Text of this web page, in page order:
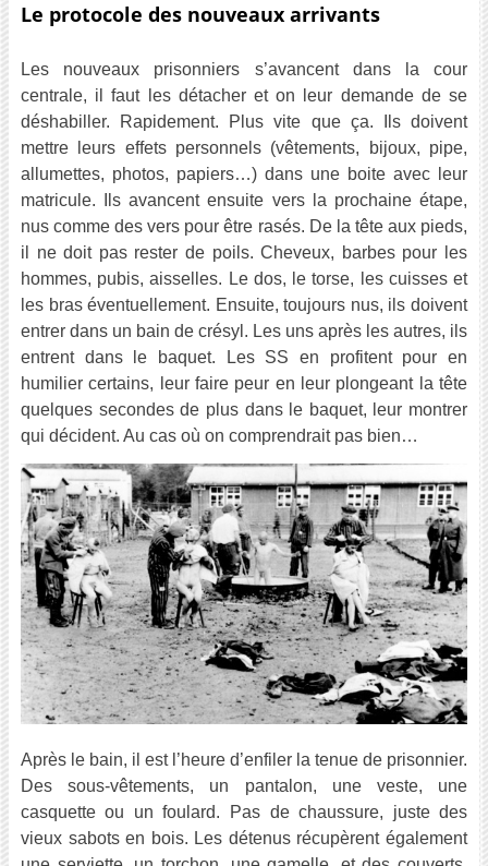
Le protocole des nouveaux arrivants
Les nouveaux prisonniers s’avancent dans la cour
centrale, il faut les détacher et on leur demande de se
déshabiller. Rapidement. Plus vite que ça. Ils doivent
mettre leurs effets personnels (vêtements, bijoux, pipe,
allumettes, photos, papiers…) dans une boite avec leur
matricule. Ils avancent ensuite vers la prochaine étape,
nus comme des vers pour être rasés. De la tête aux pieds,
il ne doit pas rester de poils. Cheveux, barbes pour les
hommes, pubis, aisselles. Le dos, le torse, les cuisses et
les bras éventuellement. Ensuite, toujours nus, ils doivent
entrer dans un bain de crésyl. Les uns après les autres, ils
entrent dans le baquet. Les SS en profitent pour en
humilier certains, leur faire peur en leur plongeant la tête
quelques secondes de plus dans le baquet, leur montrer
qui décident. Au cas où on comprendrait pas bien…
Après le bain, il est l’heure d’enfiler la tenue de prisonnier.
Des sous-vêtements, un pantalon, une veste, une
casquette ou un foulard. Pas de chaussure, juste des
vieux sabots en bois. Les détenus récupèrent également